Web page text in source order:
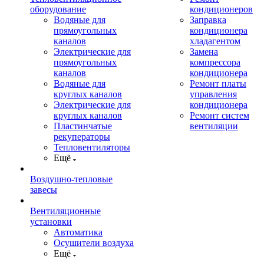
оборудование
Водяные для
прямоугольных
каналов
Электрические для
прямоугольных
каналов
Водяные для
круглых каналов
Электрические для
круглых каналов
Пластинчатые
рекуператоры
Тепловентиляторы
Ещё
Воздушно-тепловые
завесы
Вентиляционные
установки
Автоматика
Осушители воздуха
Ещё
кондиционеров
Заправка
кондиционера
хладагентом
Замена
компрессора
кондиционера
Ремонт платы
управления
кондиционера
Ремонт систем
вентиляции